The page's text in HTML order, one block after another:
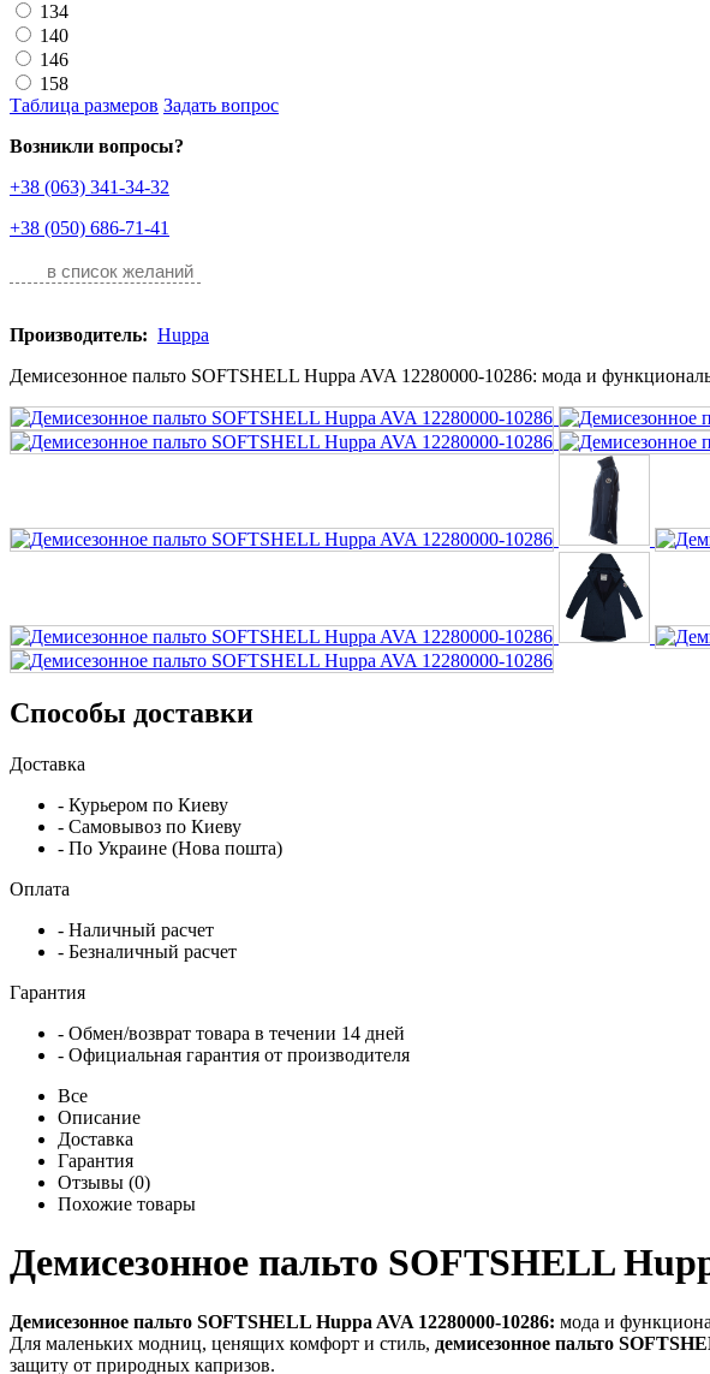
134
140
146
158
Таблица размеров Задать вопрос
Возникли вопросы?
+38 (063) 341-34-32
+38 (050) 686-71-41
в список желаний
Производитель: Huppa
Демисезонное пальто SOFTSHELL Huppa AVA 12280000-10286: мода и
Способы доставки
Доставка
- Курьером по Киеву
- Самовывоз по Киеву
- По Украине (Нова пошта)
Оплата
- Наличный расчет
- Безналичный расчет
Гарантия
- Обмен/возврат товара в течении 14 дней
- Официальная гарантия от производителя
Все
Описание
Доставка
Гарантия
Отзывы (0)
Похожие товары
Демисезонное пальто SOFTSHELL
Демисезонное пальто SOFTSHELL Huppa AVA 12280000-10286: мода и
Для маленьких модниц, ценящих комфорт и стиль, демисезонное пальто
защиту от природных капризов.